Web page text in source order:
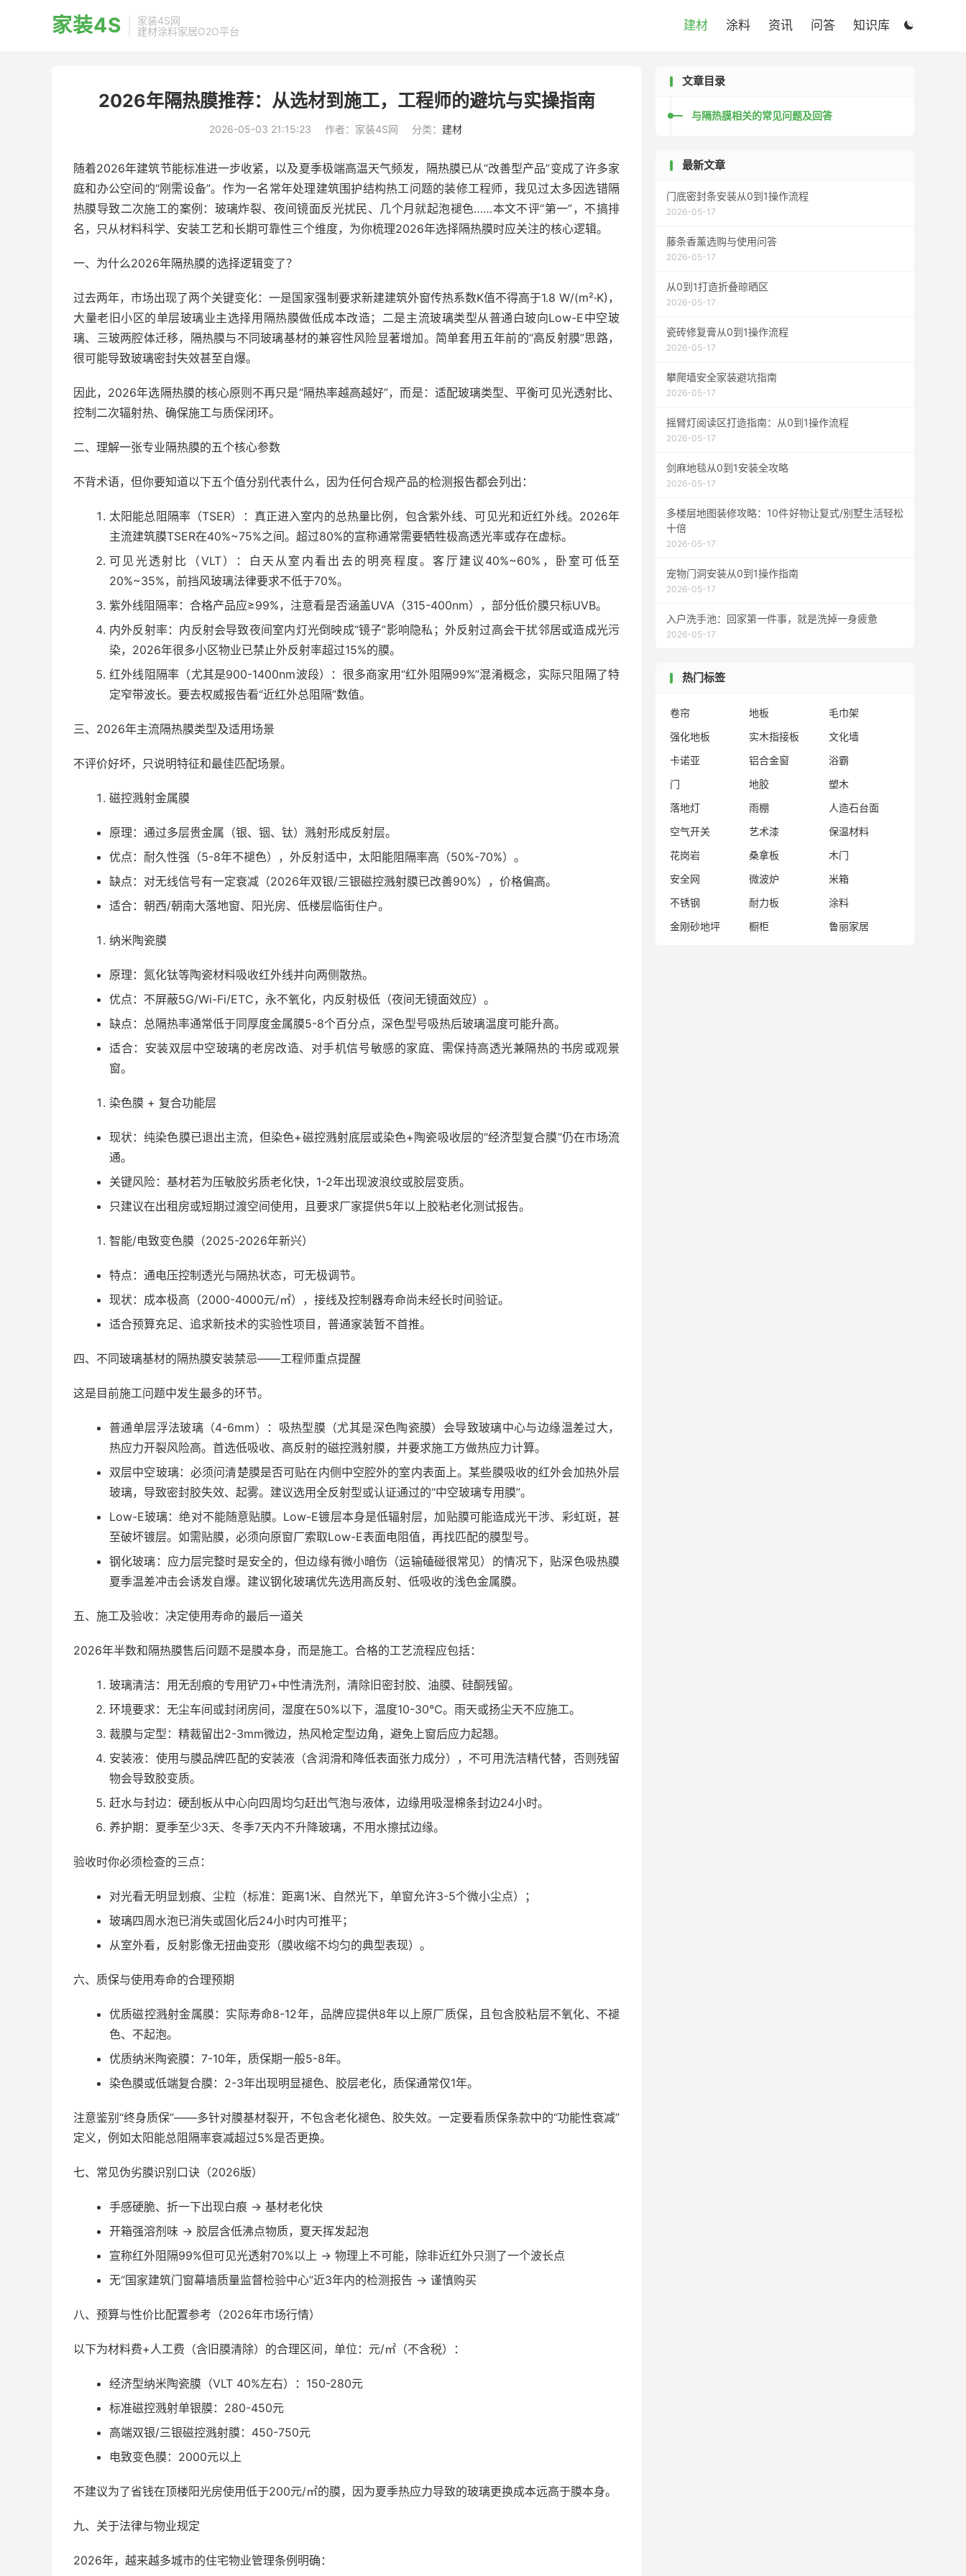
家装4S
家装4S网
建材涂料家居O2O平台

建材 涂料 资讯 问答 知识库
2026年隔热膜推荐：从选材到施工，工程师的避坑与实操指南
2026-05-03 21:15:23 作者：家装4S网 分类： 建材
随着2026年建筑节能标准进一步收紧，以及夏季极端高温天气频发，隔热膜已从“改善型产品”变成了许多家
庭和办公空间的“刚需设备”。作为一名常年处理建筑围护结构热工问题的装修工程师，我见过太多因选错隔
热膜导致二次施工的案例：玻璃炸裂、夜间镜面反光扰民、几个月就起泡褪色……本文不评“第一”，不搞排
名，只从材料科学、安装工艺和长期可靠性三个维度，为你梳理2026年选择隔热膜时应关注的核心逻辑。
一、为什么2026年隔热膜的选择逻辑变了？
过去两年，市场出现了两个关键变化：一是国家强制要求新建建筑外窗传热系数K值不得高于1.8 W/(m²·K)，
大量老旧小区的单层玻璃业主选择用隔热膜做低成本改造；二是主流玻璃类型从普通白玻向Low-E中空玻
璃、三玻两腔体迁移，隔热膜与不同玻璃基材的兼容性风险显著增加。简单套用五年前的“高反射膜”思路，
很可能导致玻璃密封失效甚至自爆。
因此，2026年选隔热膜的核心原则不再只是“隔热率越高越好”，而是：适配玻璃类型、平衡可见光透射比、
控制二次辐射热、确保施工与质保闭环。
二、理解一张专业隔热膜的五个核心参数
不背术语，但你要知道以下五个值分别代表什么，因为任何合规产品的检测报告都会列出：
太阳能总阻隔率（TSER）：真正进入室内的总热量比例，包含紫外线、可见光和近红外线。2026年
主流建筑膜TSER在40%~75%之间。超过80%的宣称通常需要牺牲极高透光率或存在虚标。
可见光透射比（VLT）：白天从室内看出去的明亮程度。客厅建议40%~60%，卧室可低至
20%~35%，前挡风玻璃法律要求不低于70%。
紫外线阻隔率：合格产品应≥99%，注意看是否涵盖UVA（315-400nm），部分低价膜只标UVB。
内外反射率：内反射会导致夜间室内灯光倒映成“镜子”影响隐私；外反射过高会干扰邻居或造成光污
染，2026年很多小区物业已禁止外反射率超过15%的膜。
红外线阻隔率（尤其是900-1400nm波段）：很多商家用“红外阻隔99%”混淆概念，实际只阻隔了特
定窄带波长。要去权威报告看“近红外总阻隔”数值。
三、2026年主流隔热膜类型及适用场景
不评价好坏，只说明特征和最佳匹配场景。
磁控溅射金属膜
原理：通过多层贵金属（银、铟、钛）溅射形成反射层。
优点：耐久性强（5-8年不褪色），外反射适中，太阳能阻隔率高（50%-70%）。
缺点：对无线信号有一定衰减（2026年双银/三银磁控溅射膜已改善90%），价格偏高。
适合：朝西/朝南大落地窗、阳光房、低楼层临街住户。
纳米陶瓷膜
原理：氮化钛等陶瓷材料吸收红外线并向两侧散热。
优点：不屏蔽5G/Wi-Fi/ETC，永不氧化，内反射极低（夜间无镜面效应）。
缺点：总隔热率通常低于同厚度金属膜5-8个百分点，深色型号吸热后玻璃温度可能升高。
适合：安装双层中空玻璃的老房改造、对手机信号敏感的家庭、需保持高透光兼隔热的书房或观景
窗。
染色膜 + 复合功能层
现状：纯染色膜已退出主流，但染色+磁控溅射底层或染色+陶瓷吸收层的“经济型复合膜”仍在市场流
通。
关键风险：基材若为压敏胶劣质老化快，1-2年出现波浪纹或胶层变质。
只建议在出租房或短期过渡空间使用，且要求厂家提供5年以上胶粘老化测试报告。
智能/电致变色膜（2025-2026年新兴）
特点：通电压控制透光与隔热状态，可无极调节。
现状：成本极高（2000-4000元/㎡），接线及控制器寿命尚未经长时间验证。
适合预算充足、追求新技术的实验性项目，普通家装暂不首推。
四、不同玻璃基材的隔热膜安装禁忌——工程师重点提醒
这是目前施工问题中发生最多的环节。
普通单层浮法玻璃（4-6mm）：吸热型膜（尤其是深色陶瓷膜）会导致玻璃中心与边缘温差过大，
热应力开裂风险高。首选低吸收、高反射的磁控溅射膜，并要求施工方做热应力计算。
双层中空玻璃：必须问清楚膜是否可贴在内侧中空腔外的室内表面上。某些膜吸收的红外会加热外层
玻璃，导致密封胶失效、起雾。建议选用全反射型或认证通过的“中空玻璃专用膜”。
Low-E玻璃：绝对不能随意贴膜。Low-E镀层本身是低辐射层，加贴膜可能造成光干涉、彩虹斑，甚
至破坏镀层。如需贴膜，必须向原窗厂索取Low-E表面电阻值，再找匹配的膜型号。
钢化玻璃：应力层完整时是安全的，但边缘有微小暗伤（运输磕碰很常见）的情况下，贴深色吸热膜
夏季温差冲击会诱发自爆。建议钢化玻璃优先选用高反射、低吸收的浅色金属膜。
五、施工及验收：决定使用寿命的最后一道关
2026年半数和隔热膜售后问题不是膜本身，而是施工。合格的工艺流程应包括：
玻璃清洁：用无刮痕的专用铲刀+中性清洗剂，清除旧密封胶、油膜、硅酮残留。
环境要求：无尘车间或封闭房间，湿度在50%以下，温度10-30℃。雨天或扬尘天不应施工。
裁膜与定型：精裁留出2-3mm微边，热风枪定型边角，避免上窗后应力起翘。
安装液：使用与膜品牌匹配的安装液（含润滑和降低表面张力成分），不可用洗洁精代替，否则残留
物会导致胶变质。
赶水与封边：硬刮板从中心向四周均匀赶出气泡与液体，边缘用吸湿棉条封边24小时。
养护期：夏季至少3天、冬季7天内不升降玻璃，不用水擦拭边缘。
验收时你必须检查的三点：
对光看无明显划痕、尘粒（标准：距离1米、自然光下，单窗允许3-5个微小尘点）；
玻璃四周水泡已消失或固化后24小时内可推平；
从室外看，反射影像无扭曲变形（膜收缩不均匀的典型表现）。
六、质保与使用寿命的合理预期
优质磁控溅射金属膜：实际寿命8-12年，品牌应提供8年以上原厂质保，且包含胶粘层不氧化、不褪
色、不起泡。
优质纳米陶瓷膜：7-10年，质保期一般5-8年。
染色膜或低端复合膜：2-3年出现明显褪色、胶层老化，质保通常仅1年。
注意鉴别“终身质保”——多针对膜基材裂开，不包含老化褪色、胶失效。一定要看质保条款中的“功能性衰减”
定义，例如太阳能总阻隔率衰减超过5%是否更换。
七、常见伪劣膜识别口诀（2026版）
手感硬脆、折一下出现白痕 → 基材老化快
开箱强溶剂味 → 胶层含低沸点物质，夏天挥发起泡
宣称红外阻隔99%但可见光透射70%以上 → 物理上不可能，除非近红外只测了一个波长点
无“国家建筑门窗幕墙质量监督检验中心”近3年内的检测报告 → 谨慎购买
八、预算与性价比配置参考（2026年市场行情）
以下为材料费+人工费（含旧膜清除）的合理区间，单位：元/㎡（不含税）：
经济型纳米陶瓷膜（VLT 40%左右）：150-280元
标准磁控溅射单银膜：280-450元
高端双银/三银磁控溅射膜：450-750元
电致变色膜：2000元以上
不建议为了省钱在顶楼阳光房使用低于200元/㎡的膜，因为夏季热应力导致的玻璃更换成本远高于膜本身。
九、关于法律与物业规定
2026年，越来越多城市的住宅物业管理条例明确：
文章目录
与隔热膜相关的常见问题及回答
最新文章
门底密封条安装从0到1操作流程
2026-05-17
藤条香薰选购与使用问答
2026-05-17
从0到1打造折叠晾晒区
2026-05-17
瓷砖修复膏从0到1操作流程
2026-05-17
攀爬墙安全家装避坑指南
2026-05-17
摇臂灯阅读区打造指南：从0到1操作流程
2026-05-17
剑麻地毯从0到1安装全攻略
2026-05-17
多楼层地图装修攻略：10件好物让复式/别墅生活轻松
十倍
2026-05-17
宠物门洞安装从0到1操作指南
2026-05-17
入户洗手池：回家第一件事，就是洗掉一身疲惫
2026-05-17
热门标签
卷帘 地板
毛巾架
强化地板
实木指接板
文化墙
卡诺亚
铝合金窗
浴霸
门
地胶
塑木
落地灯
雨棚
人造石台面
空气开关
艺术漆
保温材料
花岗岩
桑拿板
木门
安全网
微波炉
米箱
不锈钢
耐力板
涂料
金刚砂地坪
橱柜 鲁丽家居